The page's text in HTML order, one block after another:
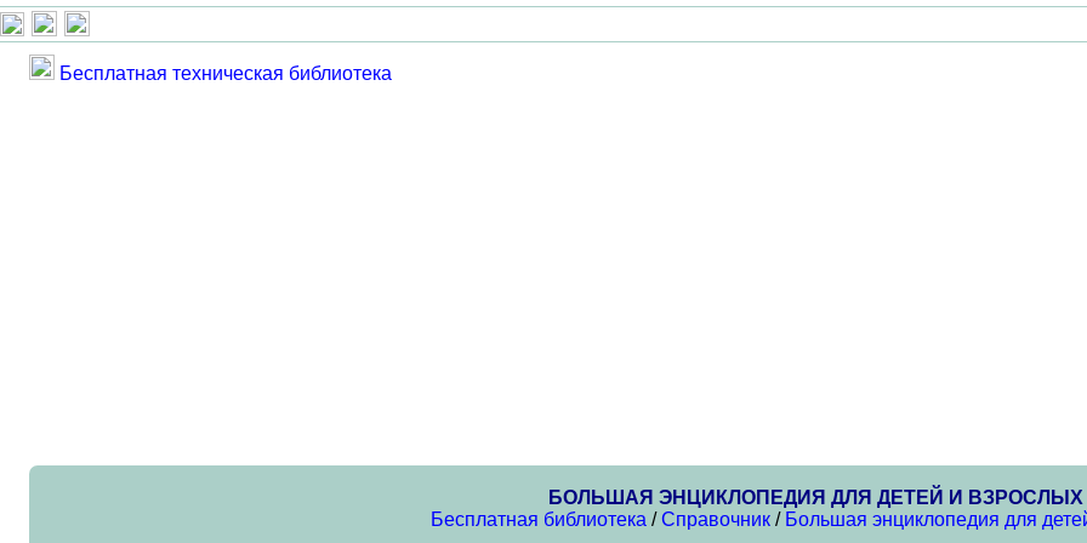
Бесплатная техническая библиотека
БОЛЬШАЯ ЭНЦИКЛОПЕДИЯ ДЛЯ ДЕТЕЙ И ВЗРОСЛЫХ
Бесплатная библиотека /Справочник / Большая энциклопедия для